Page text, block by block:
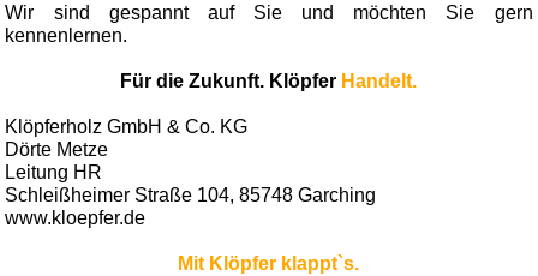
Wir sind gespannt auf Sie und möchten Sie gern
kennenlernen.
Für die Zukunft. Klöpfer Handelt.
Klöpferholz GmbH & Co. KG
Dörte Metze
Leitung HR
Schleißheimer Straße 104, 85748 Garching
www.kloepfer.de
Mit Klöpfer klappt`s.